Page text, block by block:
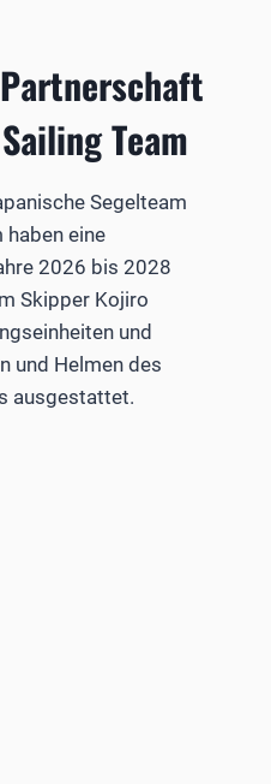
Team
Segelteam
haben eine
2026 bis 2028
Skipper Kojiro
und
und Helmen des
ausgestattet.